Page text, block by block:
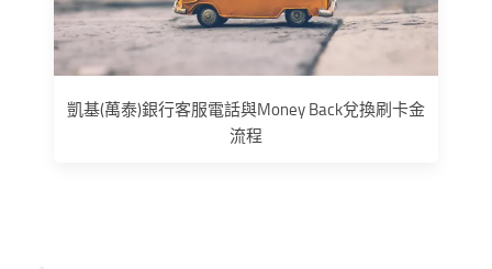
凱基(萬泰)銀行客服電話與Money Back兌換刷卡金
流程